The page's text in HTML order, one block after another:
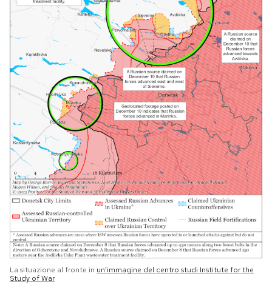
La situazione al fronte in un’immagine del centro studi Institute for the
Study of War